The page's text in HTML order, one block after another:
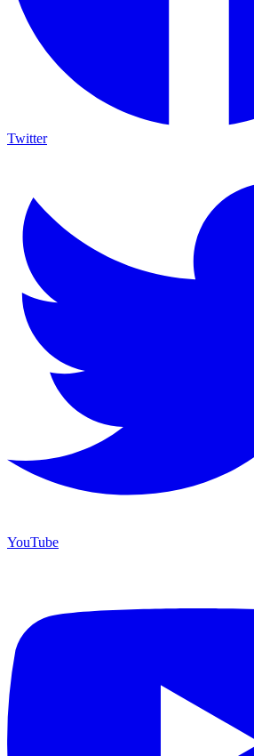
Twitter
YouTube